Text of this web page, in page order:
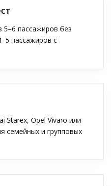
5–6 пассажиров без
пассажиров с
Starex, Opel Vivaro или
семейных и групповых